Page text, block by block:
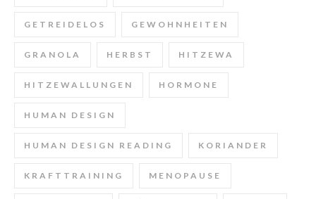
GETREIDELOS GEWOHNHEITEN
GRANOLA HERBST HITZEWA
HITZEWALLUNGEN HORMONE
HUMAN DESIGN
HUMAN DESIGN READING KORIANDER
KRAFTTRAINING MENOPAUSE